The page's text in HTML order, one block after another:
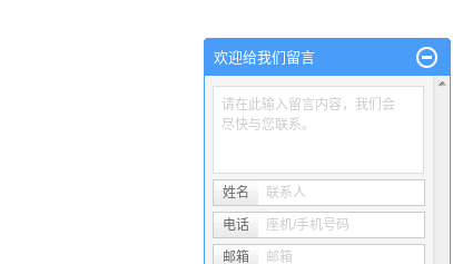
欢迎给我们留言
请在此输入留言内容，我们会
尽快与您联系。
姓名 联系人
电话 座机/手机号码
邮箱 邮箱